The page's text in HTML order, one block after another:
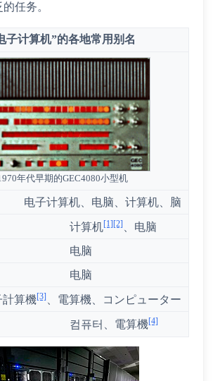
任务。
子计算机”的各地常用别名
年代早期的GEC4080小型机
电子计算机、电脑、计算机、脑
计算机[1][2] 、电脑
电脑
电脑
計算機[3] 電算機 コンピューター
컴퓨터 、 電算機[4]